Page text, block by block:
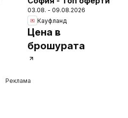
03.08. - 09.08.2026
Кауфланд
Цена в
брошурата
Реклама